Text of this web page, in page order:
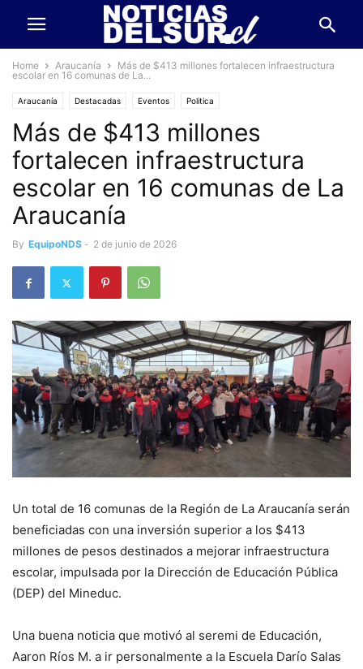
Home Araucanía
Más de $413 millones fortalecen infraestructura
escolar en 16 comunas de La...
Araucanía Destacadas Eventos Politica
Más de $413 millones
fortalecen infraestructura
escolar en 16 comunas de La
Araucanía
By EquipoNDS - 2 de junio de 2026
Un total de 16 comunas de la Región de La Araucanía serán
beneficiadas con una inversión superior a los $413
millones de pesos destinados a mejorar infraestructura
escolar, impulsada por la Dirección de Educación Pública
(DEP) del Mineduc.
Una buena noticia que motivó al seremi de Educación,
Aaron Ríos M. a ir personalmente a la Escuela Darío Salas